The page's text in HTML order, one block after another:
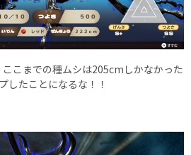
ここまでの種ムシは205cmしかなかった
したことになるな！！